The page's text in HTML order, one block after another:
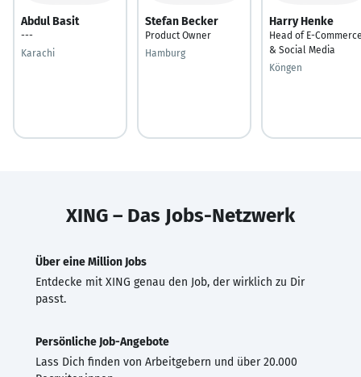
Abdul Basit
---
Karachi
Stefan Becker
Product Owner
Hamburg
Harry Henke
Head of E-
& Social Media
Köngen
XING – Das Jobs-Netzwerk
Über eine Million Jobs
Entdecke mit XING genau den Job, der wirklich zu Dir
passt.
Persönliche Job-Angebote
Lass Dich finden von Arbeitgebern und über 20.000